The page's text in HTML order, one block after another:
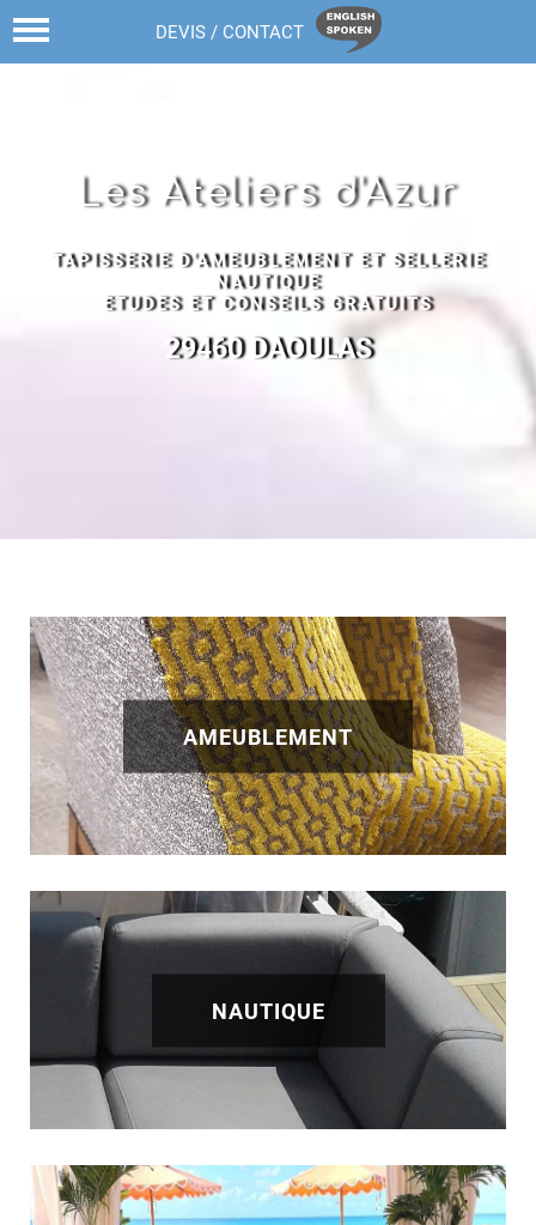
02 98 43 68 82
DEVIS / CONTACT
Les Ateliers d'Azur
TAPISSERIE D'AMEUBLEMENT ET SELLERIE
NAUTIQUE
ETUDES ET CONSEILS GRATUITS
29460 DAOULAS
AMEUBLEMENT
NAUTIQUE